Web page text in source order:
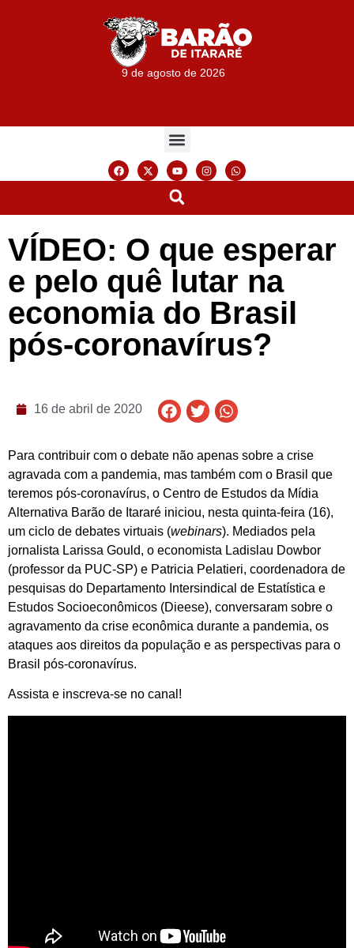
9 de agosto de 2026
VÍDEO: O que esperar
e pelo quê lutar na
economia do Brasil
pós-coronavírus?
16 de abril de 2020
Para contribuir com o debate não apenas sobre a crise
agravada com a pandemia, mas também com o Brasil que
teremos pós-coronavírus, o Centro de Estudos da Mídia
Alternativa Barão de Itararé iniciou, nesta quinta-feira (16),
um ciclo de debates virtuais (webinars). Mediados pela
jornalista Larissa Gould, o economista Ladislau Dowbor
(professor da PUC-SP) e Patricia Pelatieri, coordenadora de
pesquisas do Departamento Intersindical de Estatística e
Estudos Socioeconômicos (Dieese), conversaram sobre o
agravamento da crise econômica durante a pandemia, os
ataques aos direitos da população e as perspectivas para o
Brasil pós-coronavírus.
Assista e inscreva-se no canal!